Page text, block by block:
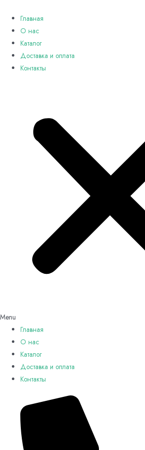
содержимому
Главная
О нас
Каталог
Доставка и оплата
Контакты
Menu
Главная
О нас
Каталог
Доставка и оплата
Контакты